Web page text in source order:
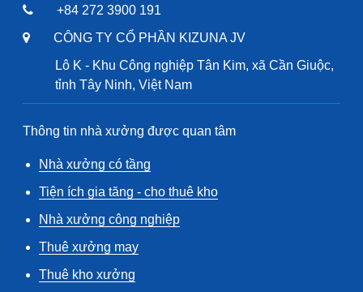
+84 272 3900 191
CÔNG TY CỔ PHẦN KIZUNA JV
Lô K - Khu Công nghiệp Tân Kim, xã Cần Giuộc,
tỉnh Tây Ninh, Việt Nam
Thông tin nhà xưởng được quan tâm
Nhà xưởng có tầng
Tiện ích gia tăng - cho thuê kho
Nhà xưởng công nghiệp
Thuê xưởng may
Thuê kho xưởng